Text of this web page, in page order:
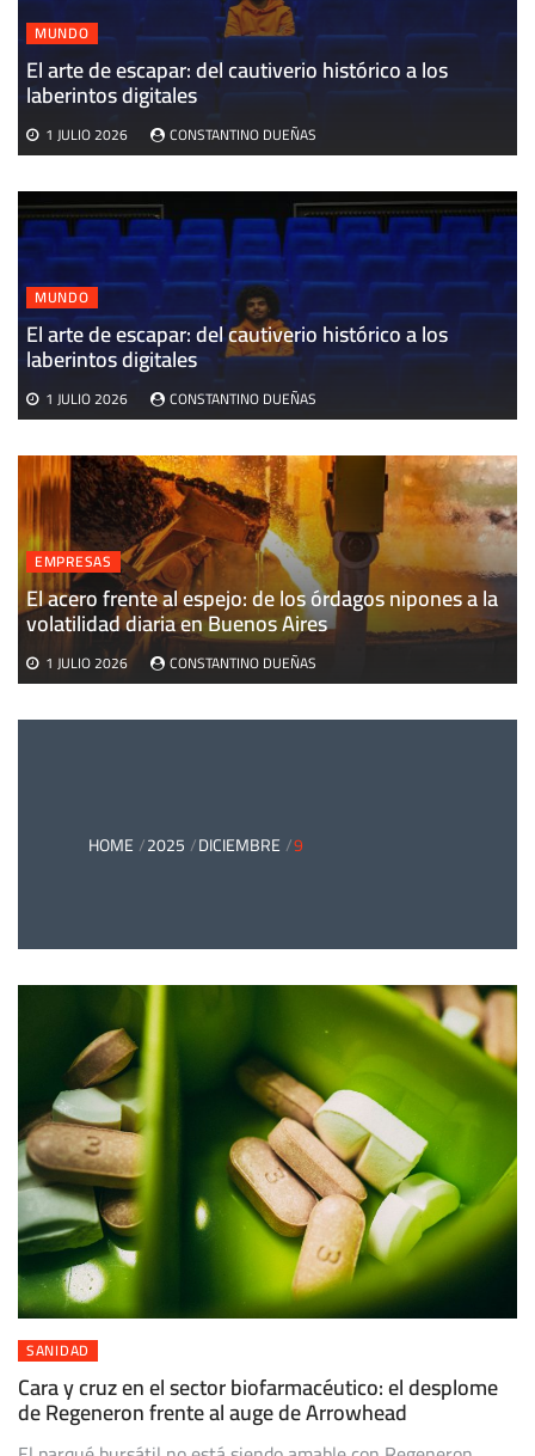
MUNDO
El arte de escapar: del cautiverio histórico a los
laberintos digitales
1 JULIO 2026 CONSTANTINO DUEÑAS
EMPRESAS
El acero frente al espejo: de los órdagos nipones a la
volatilidad diaria en Buenos Aires
1 JULIO 2026 CONSTANTINO DUEÑAS
MUNDO
El arte de escapar: del cautiverio histórico a los
laberintos digitales
1 JULIO 2026 CONSTANTINO DUEÑAS
HOME 2025 DICIEMBRE 9
SANIDAD
Cara y cruz en el sector biofarmacéutico: el desplome
de Regeneron frente al auge de Arrowhead